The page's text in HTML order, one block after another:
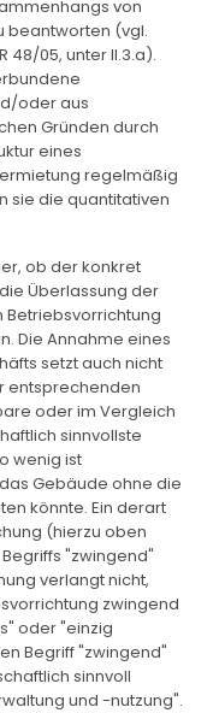
von
beantworten (vgl.
48/05, unter II.3.a).
oder aus
Gründen durch
eines
regelmäßig
sie die quantitativen
ob der konkret
Überlassung der
Die Annahme eines
setzt auch nicht
entsprechenden
oder im Vergleich
sinnvollste
wenig ist
Gebäude ohne die
könnte. Ein derart
(hierzu oben
"zwingend"
verlangt nicht,
zwingend
oder "einzig
Begriff "zwingend"
sinnvoll
und -nutzung".